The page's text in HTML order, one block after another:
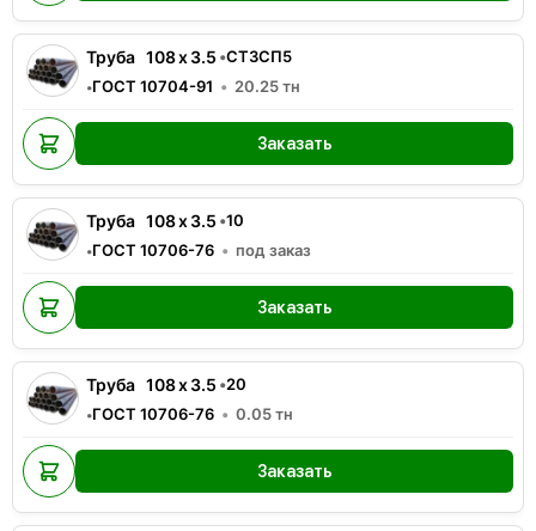
Труба 108x3.5 •СТ3СП5
•ГОСТ 10704-91 20.25тн
Заказать
Труба 108x3.5 •10
•ГОСТ 10706-76 под заказ
Заказать
Труба 108x3.5 •20
•ГОСТ 10706-76 0.05тн
Заказать